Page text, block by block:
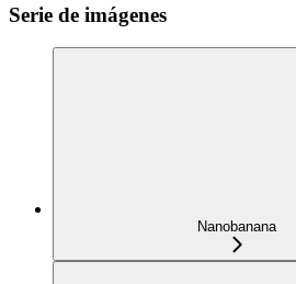
Serie de imágenes
Nanobanana